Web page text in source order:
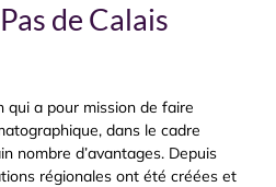
de Calais
qui a pour mission de faire
dans le cadre
nombre d’avantages. Depuis
régionales ont été créées et